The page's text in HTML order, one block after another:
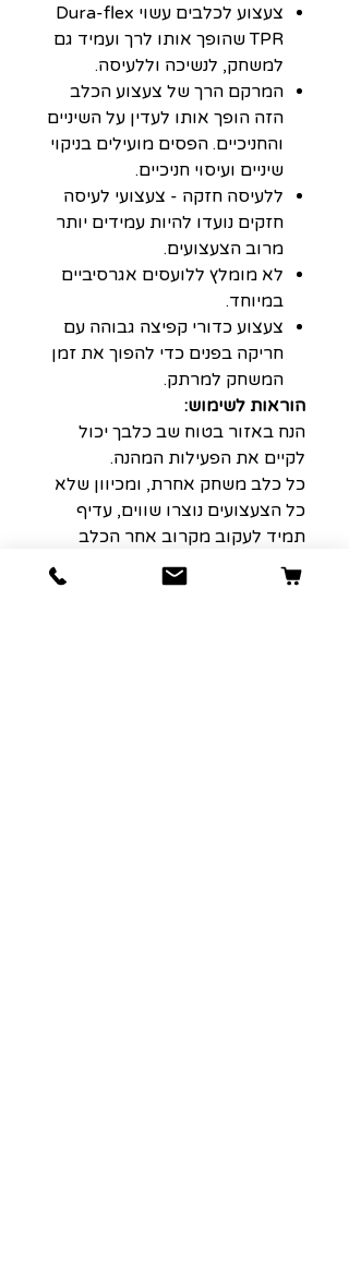
צעצוע לכלבים עשוי Dura-flex
TPR שהופך אותו לרך ועמיד גם
למשחק, לנשיכה וללעיסה.
המרקם הרך של צעצוע הכלב
הזה הופך אותו לעדין על השיניים
והחניכיים. הפסים מועילים בניקוי
שיניים ועיסוי חניכיים.
ללעיסה חזקה - צעצועי לעיסה
חזקים נועדו להיות עמידים יותר
מרוב הצעצועים.
לא מומלץ ללועסים אגרסיביים
במיוחד.
צעצוע כדורי קפיצה גבוהה עם
חריקה בפנים כדי להפוך את זמן
המשחק למרתק.
הוראות לשימוש:
הנח באזור בטוח שב כלבך יכול
לקיים את הפעילות המהנה.
כל כלב משחק אחרת, ומכיוון שלא
כל הצעצועים נוצרו שווים, עדיף
תמיד לעקוב מקרוב אחר הכלב
שלך למקרה שדברים יתפרעו.
משחק בפיקוח יעזור לצעצועים